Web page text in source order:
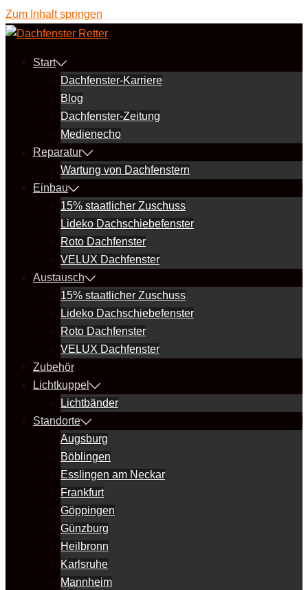
Zum Inhalt springen
Start
Dachfenster-Karriere
Blog
Dachfenster-Zeitung
Medienecho
Reparatur
Wartung von Dachfenstern
Einbau
15% staatlicher Zuschuss
Lideko Dachschiebefenster
Roto Dachfenster
VELUX Dachfenster
Austausch
15% staatlicher Zuschuss
Lideko Dachschiebefenster
Roto Dachfenster
VELUX Dachfenster
Zubehör
Lichtkuppel
Lichtbänder
Standorte
Augsburg
Böblingen
Esslingen am Neckar
Frankfurt
Göppingen
Günzburg
Heilbronn
Karlsruhe
Mannheim